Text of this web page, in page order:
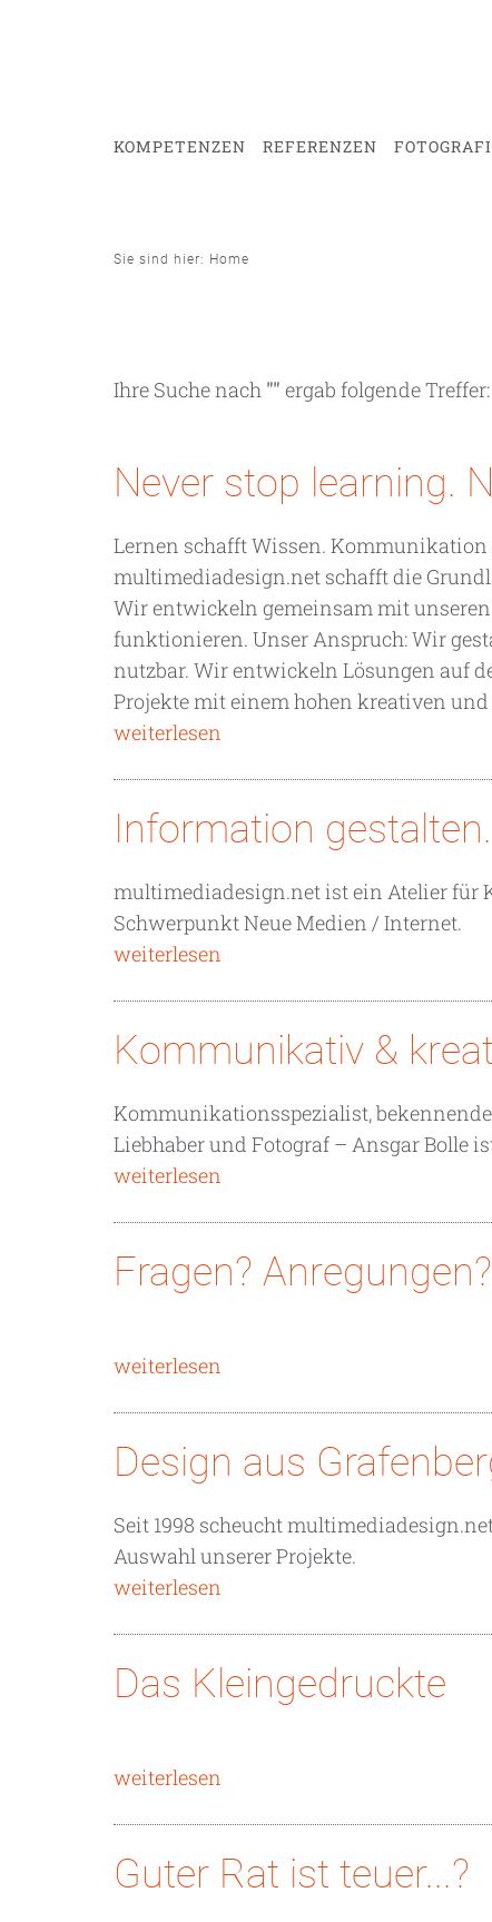
KOMPETENZEN REFERENZEN
Sie sind hier: Home
Ihre Suche nach "" ergab folgende Treffer:
Never stop learning.
Lernen schafft Wissen.
multimediadesign.net schafft die
Wir entwickeln gemeinsam mit
funktionieren. Unser Anspruch: Wir
nutzbar. Wir entwickeln Lösungen auf
Projekte mit einem hohen kreativen
weiterlesen
Information gestalten.
multimediadesign.net ist ein Atelier
Schwerpunkt Neue Medien / Internet.
weiterlesen
Kommunikativ &
Kommunikationsspezialist,
Liebhaber und Fotograf – Ansgar Bolle
weiterlesen
Fragen?
weiterlesen
Design aus
Seit 1998 scheucht
Auswahl unserer Projekte.
weiterlesen
Das Kleingedruckte
weiterlesen
Guter Rat ist teuer...?